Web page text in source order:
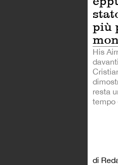
più
His
resta
tempo
di